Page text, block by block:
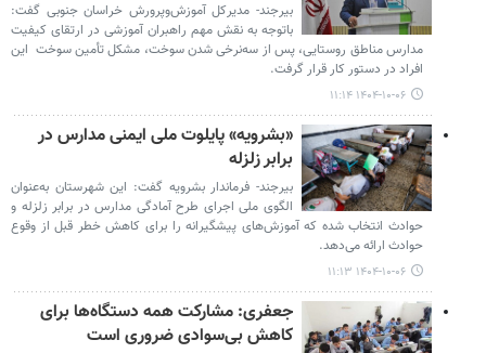
بیرجند- مدیرکل آموزش‌وپرورش خراسان جنوبی گفت:
باتوجه به نقش مهم راهبران آموزشی در ارتقای کیفیت
مدارس مناطق روستایی، پس از سه‌نرخی شدن سوخت، مشکل تأمین سوخت این
افراد در دستور کار قرار گرفت.
۱۴۰۴-۱۰-۰۶ ۱۱:۱۴
«بشرویه» پایلوت ملی ایمنی مدارس در
برابر زلزله
بیرجند- فرماندار بشرویه گفت: این شهرستان به‌عنوان
الگوی ملی اجرای طرح آمادگی مدارس در برابر زلزله و
حوادث انتخاب شده که آموزش‌های پیشگیرانه را برای کاهش خطر قبل از وقوع
حوادث ارائه می‌دهد.
۱۴۰۴-۱۰-۰۶ ۱۱:۱۳
جعفری: مشارکت همه دستگاه‌ها برای
کاهش بی‌سوادی ضروری است